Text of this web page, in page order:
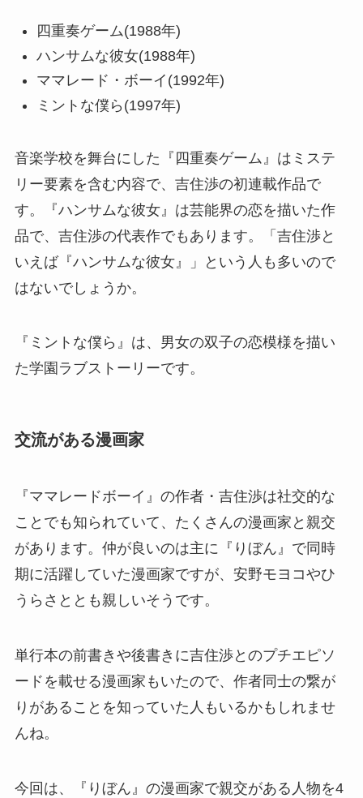
四重奏ゲーム(1988年)
ハンサムな彼女(1988年)
ママレード・ボーイ(1992年)
ミントな僕ら(1997年)
音楽学校を舞台にした『四重奏ゲーム』はミステ
リー要素を含む内容で、吉住渉の初連載作品で
す。『ハンサムな彼女』は芸能界の恋を描いた作
品で、吉住渉の代表作でもあります。「吉住渉と
いえば『ハンサムな彼女』」という人も多いので
はないでしょうか。
『ミントな僕ら』は、男女の双子の恋模様を描い
た学園ラブストーリーです。
交流がある漫画家
『ママレードボーイ』の作者・吉住渉は社交的な
ことでも知られていて、たくさんの漫画家と親交
があります。仲が良いのは主に『りぼん』で同時
期に活躍していた漫画家ですが、安野モヨコやひ
うらさととも親しいそうです。
単行本の前書きや後書きに吉住渉とのプチエピソ
ードを載せる漫画家もいたので、作者同士の繋が
りがあることを知っていた人もいるかもしれませ
んね。
今回は、『りぼん』の漫画家で親交がある人物を4